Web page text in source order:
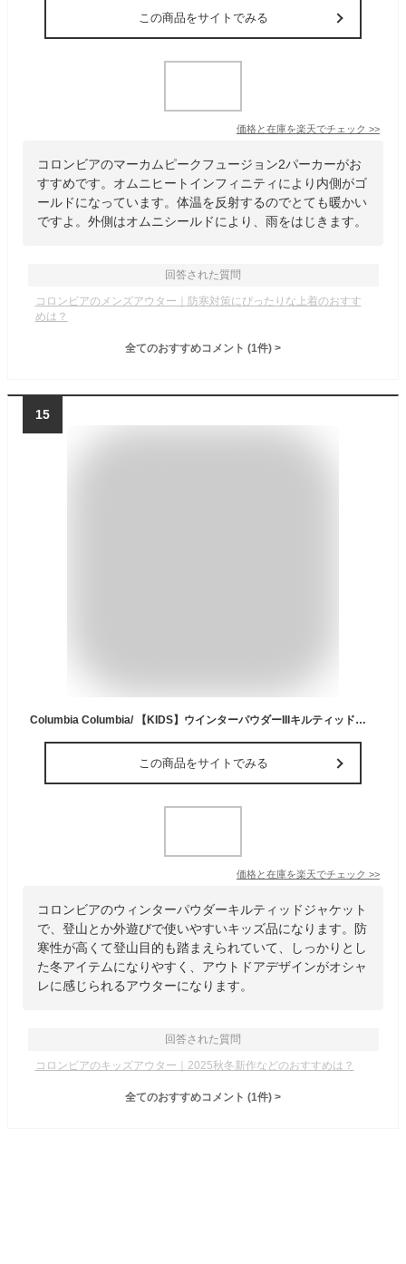
この商品をサイトでみる
価格と在庫を楽天でチェック >>
コロンビアのマーカムピークフュージョン2パーカーがお
すすめです。オムニヒートインフィニティにより内側がゴ
ールドになっています。体温を反射するのでとても暖かい
ですよ。外側はオムニシールドにより、雨をはじきます。
回答された質問
コロンビアのメンズアウター｜防寒対策にぴったりな上着のおすす
めは？
全てのおすすめコメント (1件) >
15
Columbia Columbia/ 【KIDS】ウインターパウダーIIIキルティッドジャケット /コロンビア コロンビア ジャケット・アウター その他のジャケット・アウター ブラック ブルー【送料無料】
この商品をサイトでみる
価格と在庫を楽天でチェック >>
コロンビアのウィンターパウダーキルティッドジャケット
で、登山とか外遊びで使いやすいキッズ品になります。防
寒性が高くて登山目的も踏まえられていて、しっかりとし
た冬アイテムになりやすく、アウトドアデザインがオシャ
レに感じられるアウターになります。
回答された質問
コロンビアのキッズアウター｜2025秋冬新作などのおすすめは？
全てのおすすめコメント (1件) >